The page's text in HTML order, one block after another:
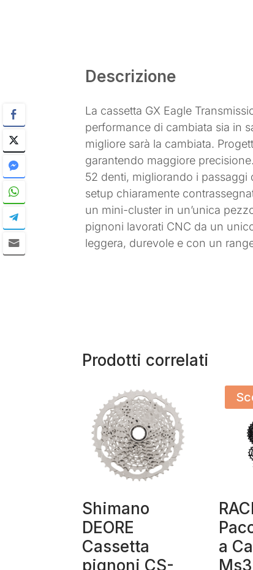
Descrizione
La cassetta GX Eagle
performance di cambiata sia in
migliore sarà la cambiata.
garantendo maggiore
52 denti, migliorando i passaggi
setup chiaramente
un mini-cluster in un’unica
pignoni lavorati CNC da un
leggera, durevole e con un
Prodotti correlati
Shimano
DEORE
Cassetta
pignoni CS-
a